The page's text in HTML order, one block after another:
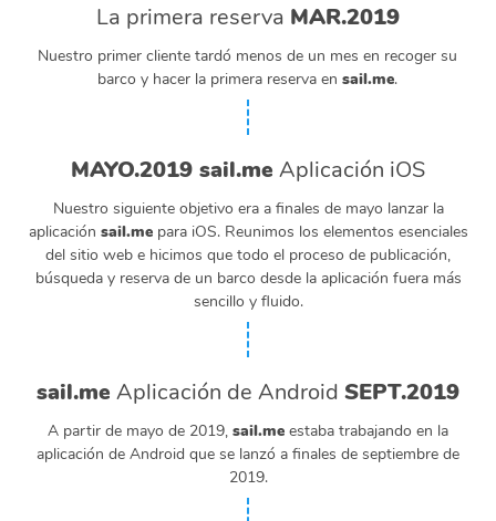
La primera reserva MAR.2019
Nuestro primer cliente tardó menos de un mes en recoger su
barco y hacer la primera reserva ensail.me.
MAYO.2019 sail.me Aplicación iOS
Nuestro siguiente objetivo era a finales de mayo lanzar la
aplicación sail.mepara iOS. Reunimos los elementos esenciales
del sitio web e hicimos que todo el proceso de publicación,
búsqueda y reserva de un barco desde la aplicación fuera más
sencillo y fluido.
sail.me Aplicación de Android SEPT.2019
A partir de mayo de 2019, sail.me estaba trabajando en la
aplicación de Android que se lanzó a finales de septiembre de
2019.